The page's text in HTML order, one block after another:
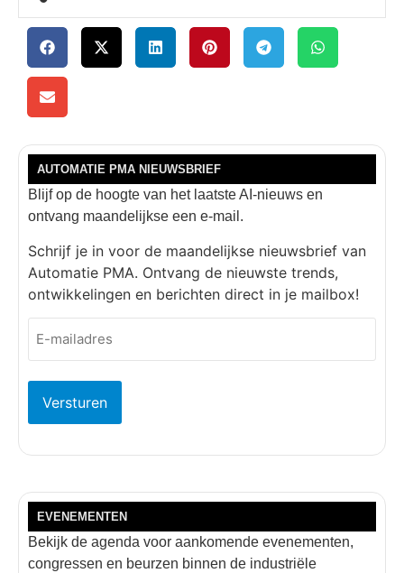
AUTOMATIE PMA NIEUWSBRIEF
Blijf op de hoogte van het laatste AI-nieuws en
ontvang maandelijkse een e-mail.
Schrijf je in voor de maandelijkse nieuwsbrief van
Automatie PMA. Ontvang de nieuwste trends,
ontwikkelingen en berichten direct in je mailbox!
E-
mailadres
EVENEMENTEN
Bekijk de agenda voor aankomende evenementen,
congressen en beurzen binnen de industriële